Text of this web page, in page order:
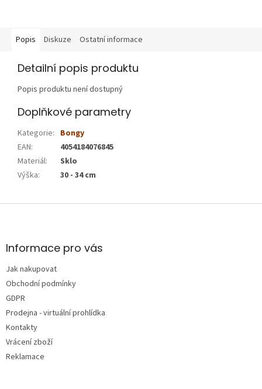
Popis Diskuze Ostatní informace
Detailní popis produktu
Popis produktu není dostupný
Doplňkové parametry
Kategorie: Bongy
EAN:
4054184076845
Materiál:
Sklo
Výška: 30 - 34 cm
Z
aInformace pro vás
Jak nakupovat
Obchodní podmínky
GDPR
Prodejna - virtuální prohlídka
Kontakty
Vrácení zboží
Reklamace